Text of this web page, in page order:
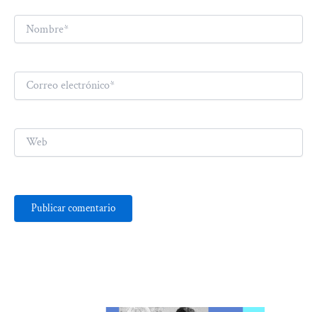
Nombre*
Correo
electrónico*
Web